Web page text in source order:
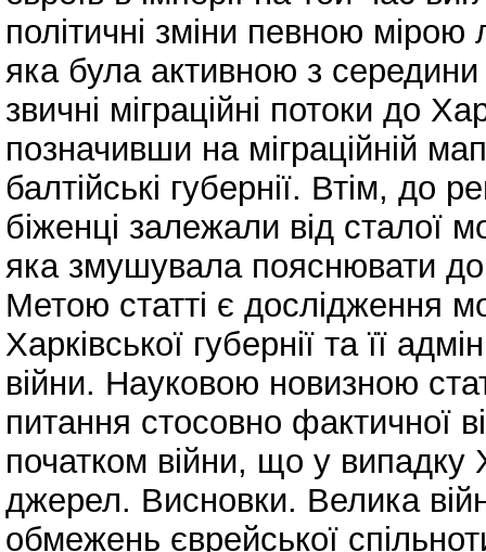
політичні зміни певною мірою
яка була активною з
звичні міграційні потоки до
позначивши на міграційній
балтійські губернії. Втім, до
біженці залежали від сталої
яка змушувала пояснювати
Метою статті є дослідження
Харківської губернії та її
війни. Науковою новизною
питання стосовно фактичної
початком війни, що у випадку
джерел. Висновки. Велика
обмежень єврейської